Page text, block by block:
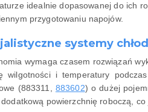
idealnie dopasowanej do ich
przygotowaniu napojów.
systemy
wymaga czasem rozwiązań
wilgotności i temperatury
(883311, 883602) o dużej
powierzchnię roboczą, co